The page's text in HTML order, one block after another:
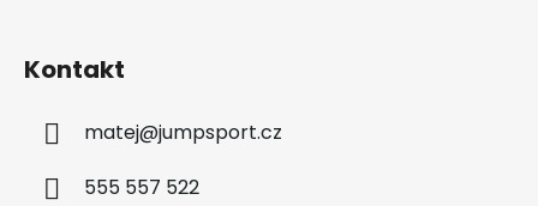
Kontakt
matej@jumpsport.cz
555 557 522